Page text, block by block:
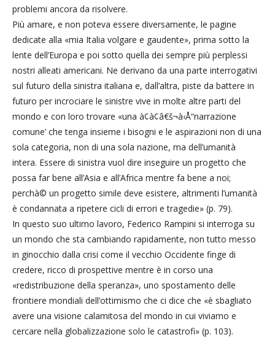
problemi ancora da risolvere.
Più amare, e non poteva essere diversamente, le pagine
dedicate alla «mia Italia volgare e gaudente», prima sotto la
lente dell’Europa e poi sotto quella dei sempre più perplessi
nostri alleati americani. Ne derivano da una parte interrogativi
sul futuro della sinistra italiana e, dall’altra, piste da battere in
futuro per incrociare le sinistre vive in molte altre parti del
mondo e con loro trovare «una à¢à¢â€š¬à‹Å“narrazione
comune’ che tenga insieme i bisogni e le aspirazioni non di una
sola categoria, non di una sola nazione, ma dell’umanità
intera. Essere di sinistra vuol dire inseguire un progetto che
possa far bene all’Asia e all’Africa mentre fa bene a noi;
perchà© un progetto simile deve esistere, altrimenti l’umanità
è condannata a ripetere cicli di errori e tragedie» (p. 79).
In questo suo ultimo lavoro, Federico Rampini si interroga su
un mondo che sta cambiando rapidamente, non tutto messo
in ginocchio dalla crisi come il vecchio Occidente finge di
credere, ricco di prospettive mentre è in corso una
«redistribuzione della speranza», uno spostamento delle
frontiere mondiali dell’ottimismo che ci dice che «è sbagliato
avere una visione calamitosa del mondo in cui viviamo e
cercare nella globalizzazione solo le catastrofi» (p. 103).